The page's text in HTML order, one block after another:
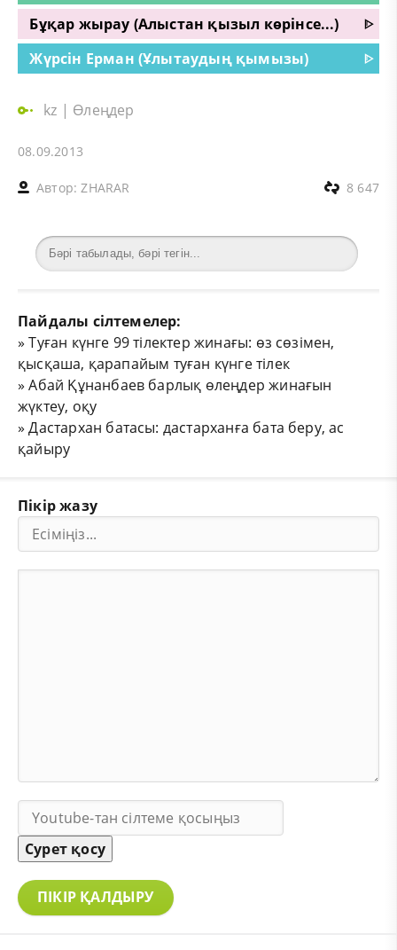
Бұқар жырау (Алыстан қызыл көрінсе...)
ᐈ
Жүрсін Ерман (Ұлытаудың қымызы)
ᐈ
kz | Өлеңдер
08.09.2013
Автор:ZHARAR 8 647
Пайдалы сілтемелер:
»Туған күнге 99 тілектер жинағы: өз сөзімен,
қысқаша, қарапайым туған күнге тілек
»Абай Құнанбаев барлық өлеңдер жинағын
жүктеу, оқу
»Дастархан батасы: дастарханға бата беру, ас
қайыру
Пікір жазу
Сурет қосу
ПІКІР ҚАЛДЫРУ